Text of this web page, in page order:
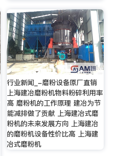
行业新闻_-磨粉设备原厂直销
上海建冶磨粉机物料粉碎利用率
高 磨粉机的工作原理 建冶为节
能减排做了贡献 上海建冶式磨
粉机的未来发展方向 上海建冶
的磨粉机设备性价比高 上海建
冶式磨粉机